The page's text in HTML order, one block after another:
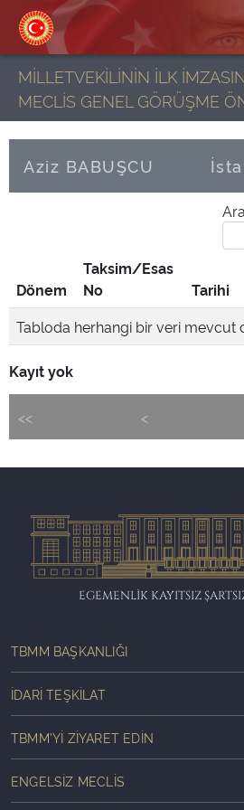
MİLLETVEKİLİNİN İLK
MECLİS GENEL GÖRÜŞME
Aziz BABUŞCU
Dönem
Taksim/Esas
No
Tarihi
Tabloda herhangi bir veri mevcut
Kayıt yok
<< <
EGEMENLİK KAYITSIZ
TBMM BAŞKANLIĞI
İDARI TEŞKILAT
TBMM'YI ZIYARET EDIN
ENGELSIZ MECLIS